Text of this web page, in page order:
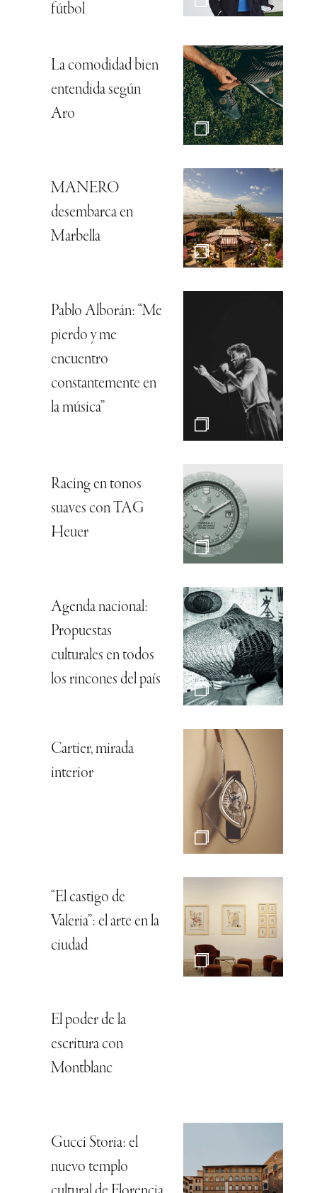
fútbol
La comodidad bien
entendida según
Aro
MANERO
desembarca en
Marbella
Pablo Alborán: “Me
pierdo y me
encuentro
constantemente en
la música”
Racing en tonos
suaves con TAG
Heuer
Agenda nacional:
Propuestas
culturales en todos
los rincones del país
Cartier, mirada
interior
“El castigo de
Valeria”: el arte en la
ciudad
El poder de la
escritura con
Montblanc
Gucci Storia: el
nuevo templo